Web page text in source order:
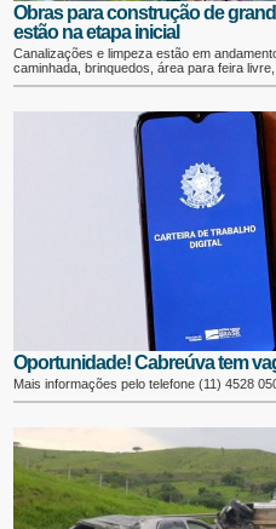
Obras para construção de
estão na etapa inicial
Canalizações e limpeza estão em
caminhada, brinquedos, área para feira
Oportunidade! Cabreúva tem
Mais informações pelo telefone (11) 4528